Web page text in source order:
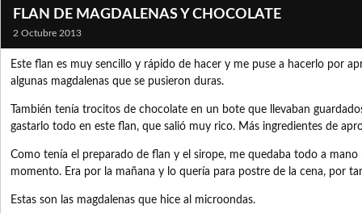
FLAN DE MAGDALENAS Y CHOCOLATE
2 Octubre 2013
Este flan es muy sencillo y rápido de hacer y me puse a hacerlo por
algunas magdalenas que se pusieron duras.
También tenía trocitos de chocolate en un bote que llevaban
gastarlo todo en este flan, que salió muy rico. Más ingredientes de
Como tenía el preparado de flan y el sirope, me quedaba todo a mano
momento. Era por la mañana y lo quería para postre de la cena, por
Estas son las magdalenas que hice al microondas.